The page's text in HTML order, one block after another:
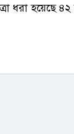
ধরা হয়েছে